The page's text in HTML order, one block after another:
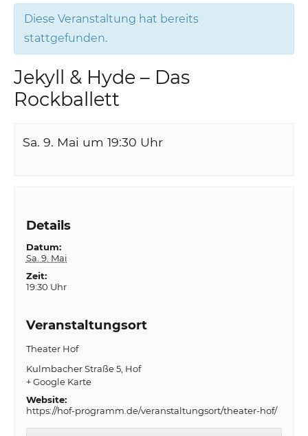
Diese Veranstaltung hat bereits
stattgefunden.
Jekyll & Hyde – Das
Rockballett
Sa. 9. Mai um 19:30 Uhr
Details
Datum:
Sa. 9. Mai
Zeit:
19:30 Uhr
Veranstaltungsort
Theater Hof
Kulmbacher Straße 5 Hof
+ Google Karte
Website:
https://hof-programm.de/veranstaltungsort/theater-hof/